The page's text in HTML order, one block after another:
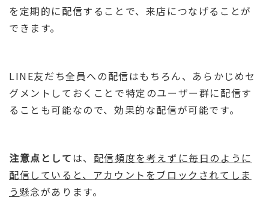
を定期的に配信することで、来店につなげることが
できます。
LINE友だち全員への配信はもちろん、あらかじめセ
グメントしておくことで特定のユーザー群に配信す
ることも可能なので、効果的な配信が可能です。
注意点としては、 配信頻度を考えずに毎日のように
配信していると、アカウントをブロックされてしま
う 懸念があります。